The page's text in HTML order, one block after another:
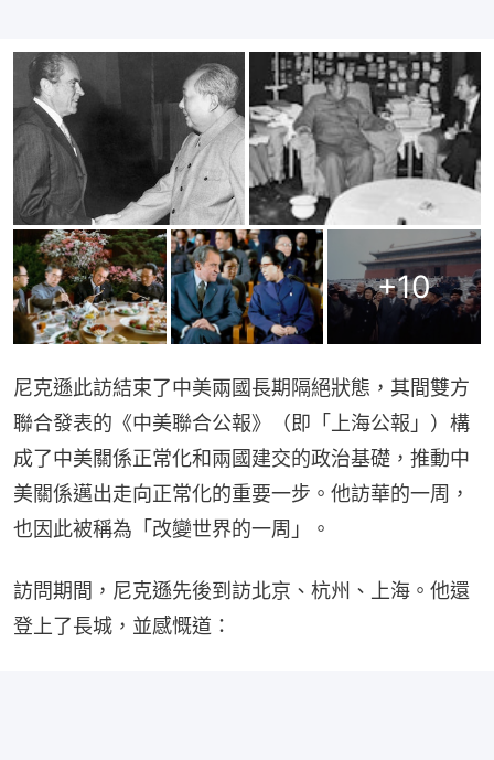
+10
尼克遜此訪結束了中美兩國長期隔絕狀態，其間雙方
聯合發表的《中美聯合公報》（即「上海公報」）構
成了中美關係正常化和兩國建交的政治基礎，推動中
美關係邁出走向正常化的重要一步。他訪華的一周，
也因此被稱為「改變世界的一周」。
訪問期間，尼克遜先後到訪北京、杭州、上海。他還
登上了長城，並感慨道：